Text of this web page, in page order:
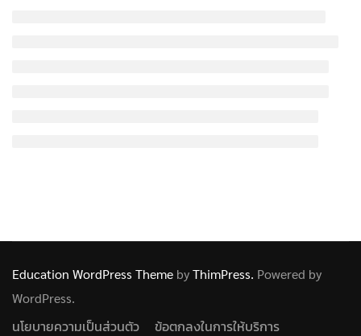
Education WordPress Theme byThimPress. Powered by
WordPress.
นโยบายความเป็นส่วนตัว ข้อตกลงในการให้บริการ